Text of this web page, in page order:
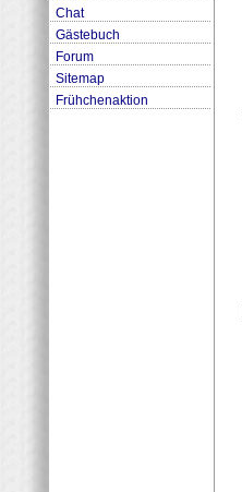
Chat
Gästebuch
Forum
Sitemap
Frühchenaktion